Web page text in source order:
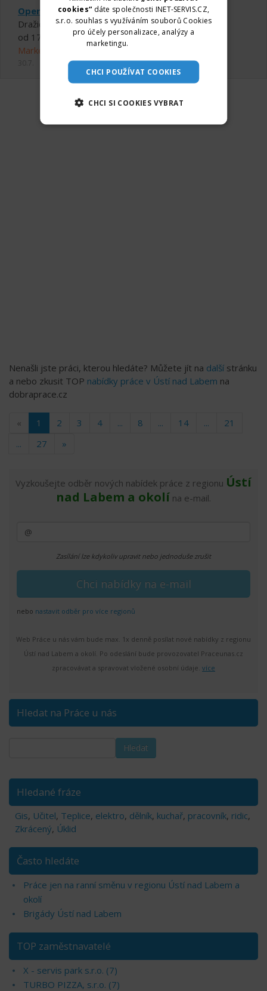
Operátor/ka výroby
Dražice
od 170 ,- Kč do 190 ,- Kč za hodinu
Markéta Taclíková
Nenašli jste práci, kterou hledáte? Můžete jít na další stránku
a nebo zkusit TOP nabídky práce v Ústí nad Labem na
dobraprace.cz
« 1 2 3 4 ... 8 ... 14 ...
21
...
27 »
Vyzkoušejte odběr nových nabídek práce z regionu Ústí
nad Labem a okolí na e-mail.
Zasílání lze kdykoliv upravit nebo jednoduše zrušit
nebo nastavit odběr pro více regionů
Web Práce u nás vám bude max. 1x denně posílat nové nabídky z regionu
Ústí nad Labem a okolí. Po odeslání bude provozovatel Praceunas.cz
zpracovávat a spravovat vložené osobní údaje. více
Hledat na Práce u nás
Hledané fráze
Gis, Učitel, Teplice, elektro, dělník, kuchař, pracovník, ridic,
Zkrácený, Úklid
Často hledáte
Práce jen na ranní směnu v regionu Ústí nad Labem a
okolí
Brigády Ústí nad Labem
TOP zaměstnavatelé
X - servis park s.r.o. (7)
TURBO PIZZA, s.r.o. (7)
cookies“ dáte společnosti INET-SERVIS.CZ,
s.r.o. souhlas s využíváním souborů Cookies
pro účely personalizace, analýzy a
marketingu.
CHCI POUŽÍVAT COOKIES
CHCI SI COOKIES VYBRAT